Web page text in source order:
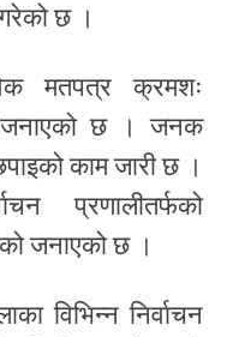
छ ।
मतपत्र क्रमशः
जनाएको छ । जनक
काम जारी छ ।
प्रणालीतर्फको
जनाएको छ ।
विभिन्न निर्वाचन